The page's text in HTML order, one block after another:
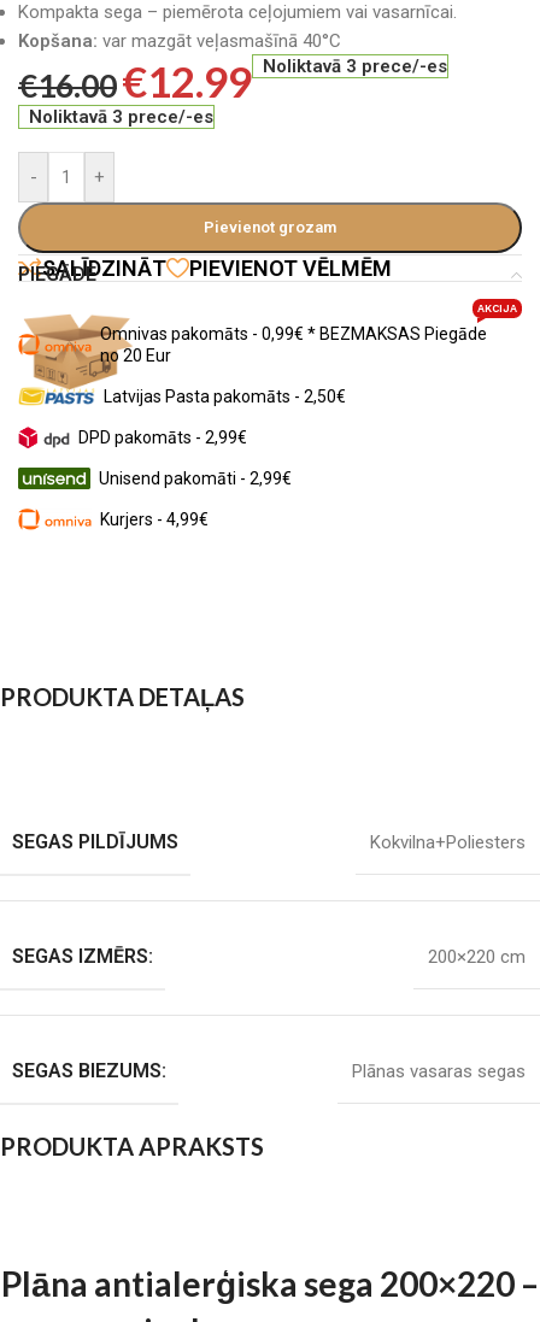
Kompakta sega – piemērota ceļojumiem vai vasarnīcai.
Kopšana: var mazgāt veļasmašīnā 40°C
€16.00€12.99 Noliktavā 3 prece/-es
Noliktavā 3 prece/-es
- +
Pievienot grozam
SALĪDZINĀT PIEVIENOT VĒLMĒM
PIEGĀDE
Omnivas pakomāts - 0,99€ * BEZMAKSAS Piegāde
no 20 Eur
AKCIJA
Latvijas Pasta pakomāts - 2,50€
DPD pakomāts - 2,99€
Unisend pakomāti - 2,99€
Kurjers - 4,99€
PRODUKTA DETAĻAS
SEGAS PILDĪJUMS Kokvilna+Poliesters
SEGAS IZMĒRS: 200×220 cm
SEGAS BIEZUMS: Plānas vasaras segas
PRODUKTA APRAKSTS
Plāna antialerģiska sega 200×220 –